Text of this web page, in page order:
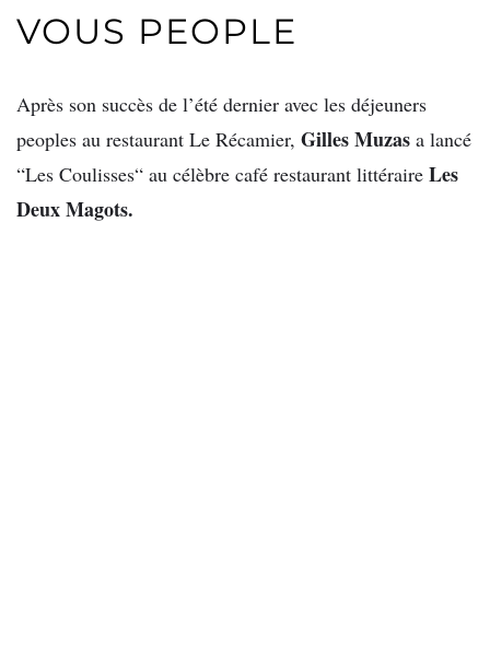
VOUS PEOPLE
Après son succès de l’été dernier avec les déjeuners
peoples au restaurant Le Récamier, Gilles Muzas a lancé
“Les Coulisses“ au célèbre café restaurant littéraire Les
Deux Magots.